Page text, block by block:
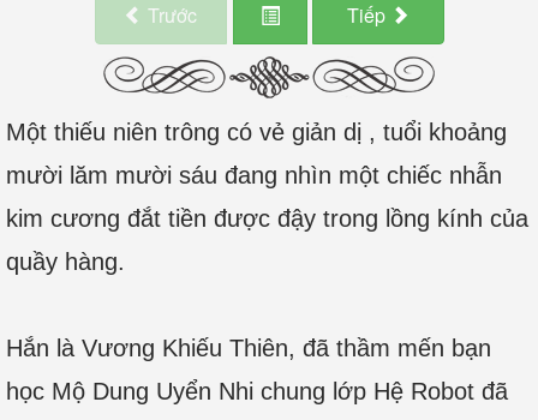
Trước Tiếp
Một thiếu niên trông có vẻ giản dị , tuổi khoảng
mười lăm mười sáu đang nhìn một chiếc nhẫn
kim cương đắt tiền được đậy trong lồng kính của
quầy hàng.
Hắn là Vương Khiếu Thiên, đã thầm mến bạn
học Mộ Dung Uyển Nhi chung lớp Hệ Robot đã